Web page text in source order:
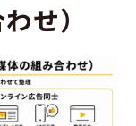
せ）